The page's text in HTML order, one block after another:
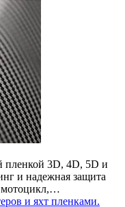
пленкой 3D, 4D, 5D и
и надежная защита
мотоцикл,…